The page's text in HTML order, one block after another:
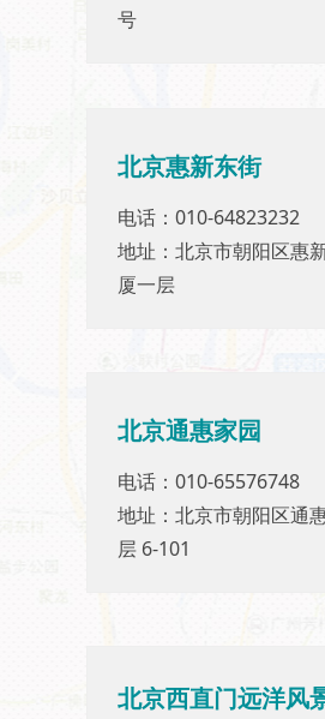
号
号
北京惠新东街
电话：010-64823232
地址：北京市朝阳区惠
厦一层
北京惠新东街
电话：010-64823232
地址：北京市朝阳区惠
厦一层
北京通惠家园
电话：010-65576748
地址：北京市朝阳区通
层 6-101
北京通惠家园
电话：010-65576748
地址：北京市朝阳区通
层 6-101
北京西直门远洋风
北京西直门远洋风